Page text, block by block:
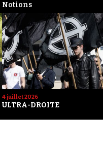
Notions
4 juillet 2026
ULTRA-DROITE